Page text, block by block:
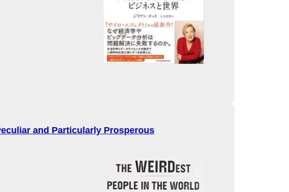
and Particularly Prosperous